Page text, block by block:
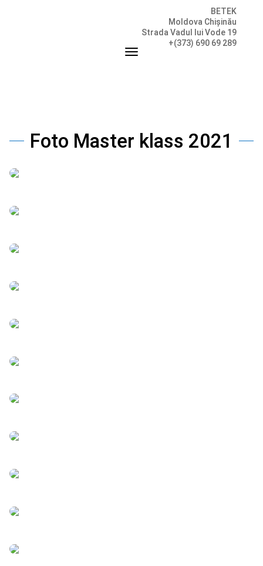
BETEK
Moldova Chișinău
Strada Vadul lui Vode 19
+(373) 690 69 289
Foto Master klass 2021